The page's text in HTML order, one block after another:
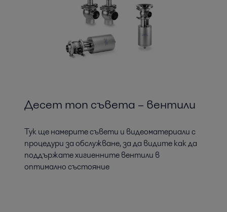
Десет топ съвета – вентили
Тук ще намерите съвети и видеоматериали с
процедури за обслужване, за да видите как да
поддържате хигиенните вентили в
оптимално състояние